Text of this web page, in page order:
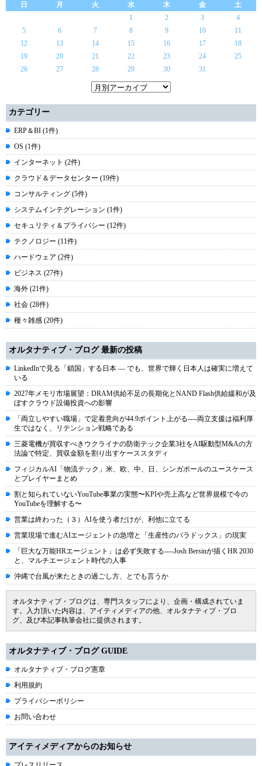
日
月 火 水 木 金
土
1
2 3
4
5
6 7 8 9 10
11
12
13 14 15 16 17
18
19
20 21 22 23 24
25
26
27 28 29 30 31
カテゴリー
ERP＆BI (1件)
OS (1件)
インターネット (2件)
クラウド＆データセンター (19件)
コンサルティング (5件)
システムインテグレーション (1件)
セキュリティ＆プライバシー (12件)
テクノロジー (11件)
ハードウェア (2件)
ビジネス (27件)
海外 (21件)
社会 (28件)
種々雑感 (20件)
オルタナティブ・ブログ 最新の投稿
LinkedInで見る「鎖国」する日本 ― でも、世界で輝く日本人は確実に増えて
いる
2027年メモリ市場展望：DRAM供給不足の長期化とNAND Flash供給緩和が及
ぼすクラウド設備投資への影響
「両立しやすい職場」で定着意向が44.9ポイント上がる----両立支援は福利厚
生ではなく、リテンション戦略である
三菱電機が買収すべきウクライナの防衛テック企業3社をAI駆動型M&Aの方
法論で特定、買収金額を割り出すケーススタディ
フィジカルAI「物流テック」米、欧、中、日、シンガポールのユースケース
とプレイヤーまとめ
割と知られていないYouTube事業の実態〜KPIや売上高など世界規模で今の
YouTubeを理解する〜
営業は終わった（３）AIを使う者だけが、利他に立てる
営業現場で進むAIエージェントの急増と「生産性のパラドックス」の現実
「巨大な万能HRエージェント」は必ず失敗する----Josh Bersinが描くHR 2030
と、マルチエージェント時代の人事
沖縄で台風が来たときの過ごし方、とでも言うか
オルタナティブ・ブログは、専門スタッフにより、企画・構成されていま
す。入力頂いた内容は、アイティメディアの他、オルタナティブ・ブロ
グ、及び本記事執筆会社に提供されます。
オルタナティブ・ブログ GUIDE
オルタナティブ・ブログ憲章
利用規約
プライバシーポリシー
お問い合わせ
アイティメディアからのお知らせ